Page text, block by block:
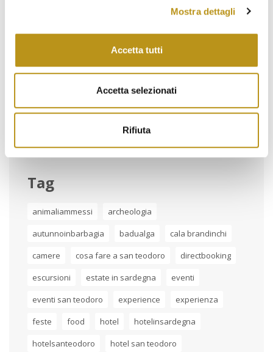
Mostra dettagli
Accetta tutti
Accetta selezionati
Rifiuta
Piscina con Day Pass a San Teodoro: l’esperienza
esclusiva dell’Hotel San Teodoro
La colazione all’Hotel San Teodoro tra gusto,
territorio ed arte
Maggio 7, 2026
Tag
animaliammessi
archeologia
autunnoinbarbagia
badualga
cala brandinchi
camere
cosa fare a san teodoro
directbooking
escursioni
estate in sardegna
eventi
eventi san teodoro
experience
experienza
feste
food hotel
hotelinsardegna
hotelsanteodoro
hotel san teodoro